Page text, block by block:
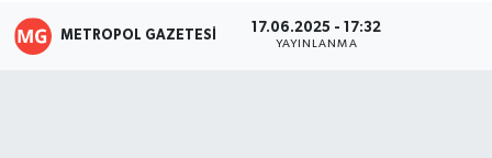
METROPOL GAZETESI 17.06.2025 - 17:32
YAYINLANMA